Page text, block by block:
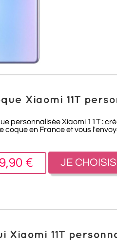
Xiaomi 11T
personnalisée Xiaomi 11T :
coque en France et vous
9,90 € JE CHOISIS
Xiaomi 11T